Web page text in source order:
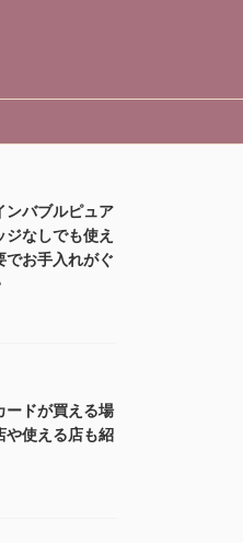
ンバブルピュア
ジなしでも使え
でお手入れがぐ
ドが買える場
や使える店も紹